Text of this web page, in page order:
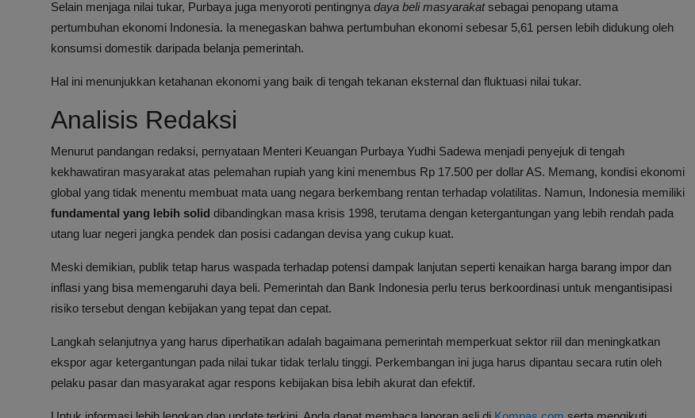
Selain menjaga nilai tukar, Purbaya juga menyoroti pentingnyadaya beli masyarakatsebagai penopang utama
pertumbuhan ekonomi Indonesia. Ia menegaskan bahwa pertumbuhan ekonomi sebesar 5,61 persen lebih didukung oleh
konsumsi domestik daripada belanja pemerintah.
Hal ini menunjukkan ketahanan ekonomi yang baik di tengah tekanan eksternal dan fluktuasi nilai tukar.
Analisis Redaksi
Menurut pandangan redaksi, pernyataan Menteri Keuangan Purbaya Yudhi Sadewa menjadi penyejuk di tengah
kekhawatiran masyarakat atas pelemahan rupiah yang kini menembus Rp 17.500 per dollar AS. Memang, kondisi ekonomi
global yang tidak menentu membuat mata uang negara berkembang rentan terhadap volatilitas. Namun, Indonesia memiliki
fundamental yang lebih solid dibandingkan masa krisis 1998, terutama dengan ketergantungan yang lebih rendah pada
utang luar negeri jangka pendek dan posisi cadangan devisa yang cukup kuat.
Meski demikian, publik tetap harus waspada terhadap potensi dampak lanjutan seperti kenaikan harga barang impor dan
inflasi yang bisa memengaruhi daya beli. Pemerintah dan Bank Indonesia perlu terus berkoordinasi untuk mengantisipasi
risiko tersebut dengan kebijakan yang tepat dan cepat.
Langkah selanjutnya yang harus diperhatikan adalah bagaimana pemerintah memperkuat sektor riil dan meningkatkan
ekspor agar ketergantungan pada nilai tukar tidak terlalu tinggi. Perkembangan ini juga harus dipantau secara rutin oleh
pelaku pasar dan masyarakat agar respons kebijakan bisa lebih akurat dan efektif.